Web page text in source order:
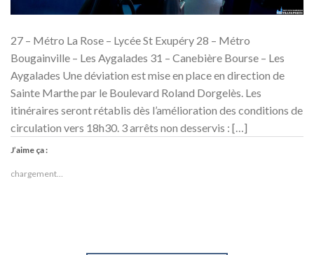
27 – Métro La Rose – Lycée St Exupéry 28 – Métro
Bougainville – Les Aygalades 31 – Canebière Bourse – Les
Aygalades Une déviation est mise en place en direction de
Sainte Marthe par le Boulevard Roland Dorgelès. Les
itinéraires seront rétablis dès l’amélioration des conditions de
circulation vers 18h30. 3 arrêts non desservis : […]
J’aime ça :
chargement…